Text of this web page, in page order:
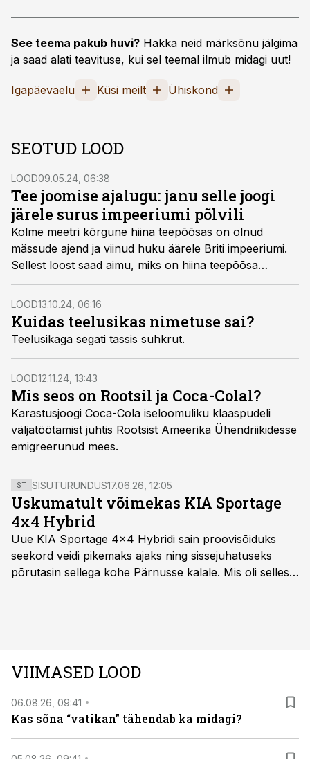
See teema pakub huvi? Hakka neid märksõnu jälgima
ja saad alati teavituse, kui sel teemal ilmub midagi uut!
Igapäevaelu Küsi meilt Ühiskond
SEOTUD LOOD
LOOD09.05.24, 06:38
Tee joomise ajalugu: janu selle joogi
järele surus impeeriumi põlvili
Kolme meetri kõrgune hiina teepõõsas on olnud
mässude ajend ja viinud huku äärele Briti impeeriumi.
Sellest loost saad aimu, miks on hiina teepõõsa
tillukesed lehed paljude Aasia ja Euroopa rahvaste
silmis nii olulised.
LOOD13.10.24, 06:16
Kuidas teelusikas nimetuse sai?
Teelusikaga segati tassis suhkrut.
LOOD12.11.24, 13:43
Mis seos on Rootsil ja Coca-Colal?
Karastusjoogi Coca-Cola iseloomuliku klaaspudeli
väljatöötamist juhtis Rootsist Ameerika Ühendriikidesse
emigreerunud mees.
ST SISUTURUNDUS17.06.26, 12:05
Uskumatult võimekas KIA Sportage
4x4 Hybrid
Uue KIA Sportage 4x4 Hybridi sain proovisõiduks
seekord veidi pikemaks ajaks ning sissejuhatuseks
põrutasin sellega kohe Pärnusse kalale. Mis oli selles
VIIMASED LOOD
06.08.26, 09:41
Kas sõna “vatikan” tähendab ka midagi?